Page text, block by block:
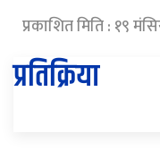
प्रकाशित मिति : १९
प्रतिक्रिया